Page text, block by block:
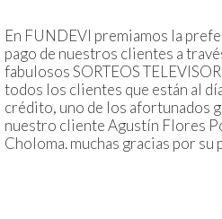
En FUNDEVI premiamos la
pago de nuestros clientes a
fabulosos SORTEOS
todos los clientes que están al
crédito, uno de los afortunados
nuestro cliente Agustín Flores
Choloma. muchas gracias por su